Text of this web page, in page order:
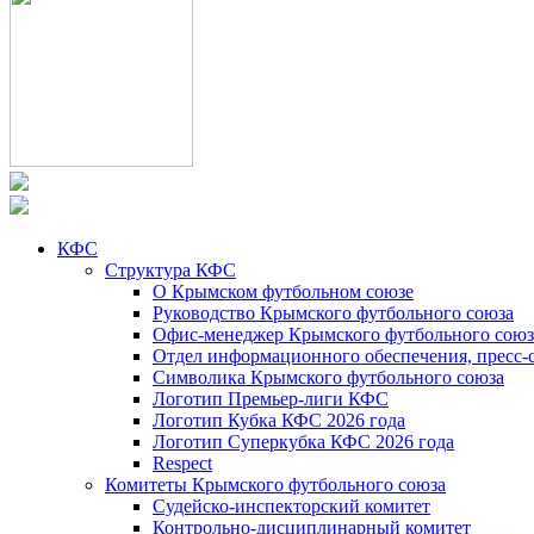
КФС
Структура КФС
О Крымском футбольном союзе
Руководство Крымского футбольного союза
Офис-менеджер Крымского футбольного
Отдел информационного обеспечения, пресс-
Символика Крымского футбольного союза
Логотип Премьер-лиги КФС
Логотип Кубка КФС 2026 года
Логотип Суперкубка КФС 2026 года
Respect
Комитеты Крымского футбольного союза
Судейско-инспекторский комитет
Контрольно-дисциплинарный комитет